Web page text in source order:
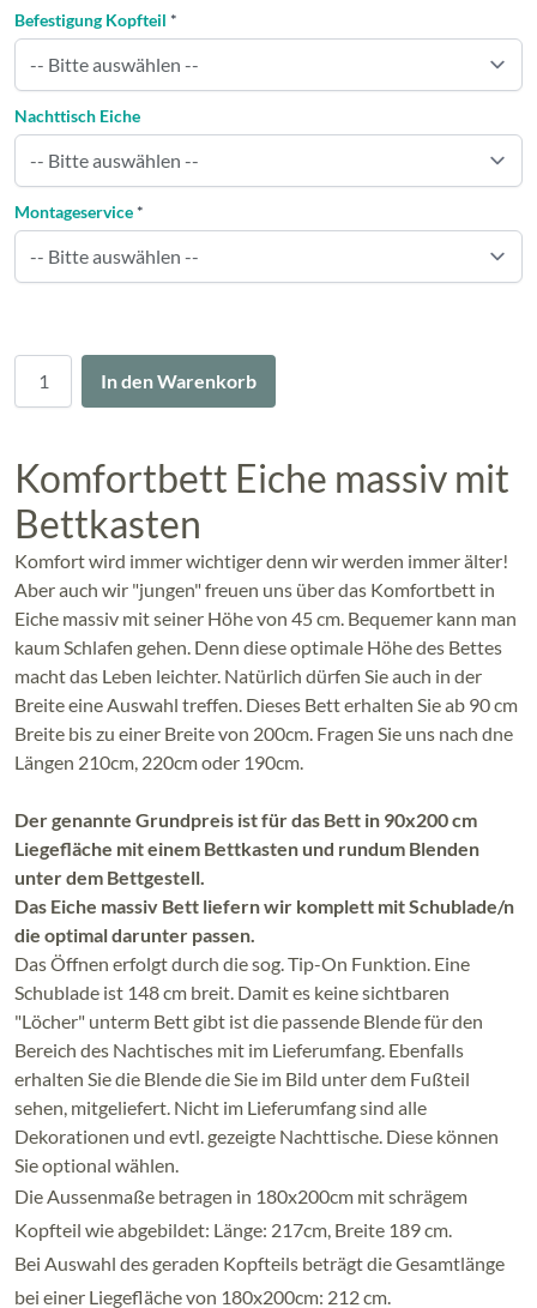
In den Warenkorb
Befestigung Kopfteil *
Nachttisch Eiche
Montageservice *
Komfortbett Eiche massiv mit
Bettkasten
Komfort wird immer wichtiger denn wir werden immer älter!
Aber auch wir "jungen" freuen uns über das Komfortbett in
Eiche massiv mit seiner Höhe von 45 cm. Bequemer kann man
kaum Schlafen gehen. Denn diese optimale Höhe des Bettes
macht das Leben leichter. Natürlich dürfen Sie auch in der
Breite eine Auswahl treffen. Dieses Bett erhalten Sie ab 90 cm
Breite bis zu einer Breite von 200cm. Fragen Sie uns nach dne
Längen 210cm, 220cm oder 190cm.
Der genannte Grundpreis ist für das Bett in 90x200 cm
Liegefläche mit einem Bettkasten und rundum Blenden
unter dem Bettgestell.
Das Eiche massiv Bett liefern wir komplett mit Schublade/n
die optimal darunter passen.
Das Öffnen erfolgt durch die sog. Tip-On Funktion. Eine
Schublade ist 148 cm breit. Damit es keine sichtbaren
"Löcher" unterm Bett gibt ist die passende Blende für den
Bereich des Nachtisches mit im Lieferumfang. Ebenfalls
erhalten Sie die Blende die Sie im Bild unter dem Fußteil
sehen, mitgeliefert. Nicht im Lieferumfang sind alle
Dekorationen und evtl. gezeigte Nachttische. Diese können
Sie optional wählen.
Die Aussenmaße betragen in 180x200cm mit schrägem
Kopfteil wie abgebildet: Länge: 217cm, Breite 189 cm.
Bei Auswahl des geraden Kopfteils beträgt die Gesamtlänge
bei einer Liegefläche von 180x200cm: 212 cm.